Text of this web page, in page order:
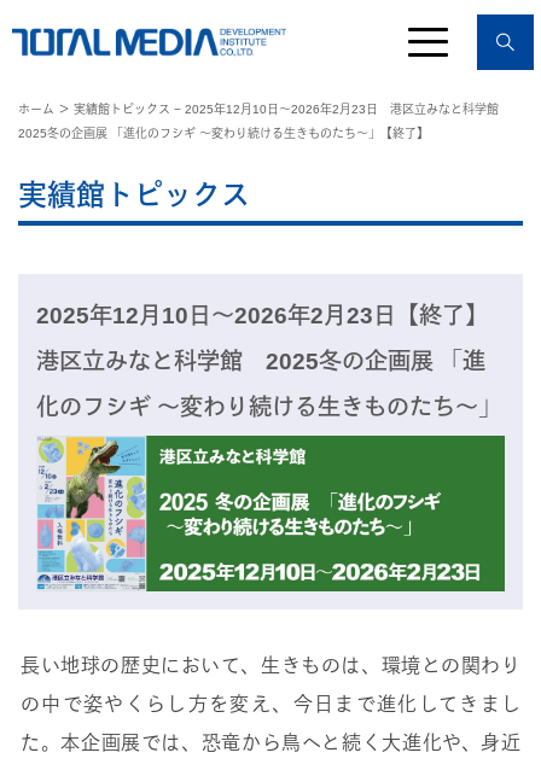
ホーム
＞ 実績館トピックス − 2025年12月10日〜2026年2月23日 港区立みなと科学館
2025冬の企画展 「進化のフシギ ～変わり続ける生きものたち～」【終了】
実績館トピックス
2025年12月10日〜2026年2月23日【終了】
港区立みなと科学館 2025冬の企画展 「進
化のフシギ ～変わり続ける生きものたち～」
長い地球の歴史において、生きものは、環境との関わり
の中で姿やくらし方を変え、今日まで進化してきまし
た。本企画展では、恐竜から鳥へと続く大進化や、身近